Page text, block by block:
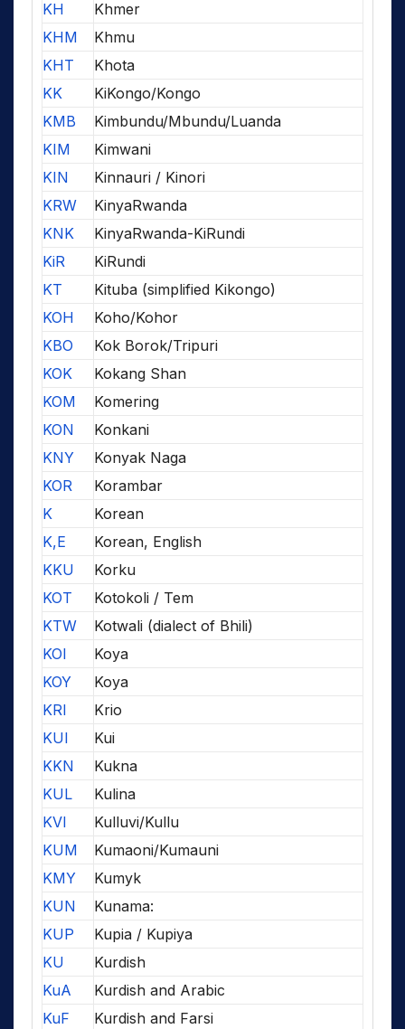
KH
Khmer
KHM
Khmu
KHT
Khota
KK
KiKongo/Kongo
KMB
Kimbundu/Mbundu/Luanda
KIM
Kimwani
KIN
Kinnauri / Kinori
KRW
KinyaRwanda
KNK
KinyaRwanda-KiRundi
KiR
KiRundi
KT
Kituba (simplified Kikongo)
KOH
Koho/Kohor
KBO
Kok Borok/Tripuri
KOK
Kokang Shan
KOM
Komering
KON
Konkani
KNY
Konyak Naga
KOR
Korambar
K
Korean
K,E
Korean, English
KKU
Korku
KOT
Kotokoli / Tem
KTW
Kotwali (dialect of Bhili)
KOI
Koya
KOY
Koya
KRI
Krio
KUI
Kui
KKN
Kukna
KUL
Kulina
KVI
Kulluvi/Kullu
KUM
Kumaoni/Kumauni
KMY
Kumyk
KUN
Kunama:
KUP
Kupia / Kupiya
KU
Kurdish
KuA
Kurdish and Arabic
KuF
Kurdish and Farsi